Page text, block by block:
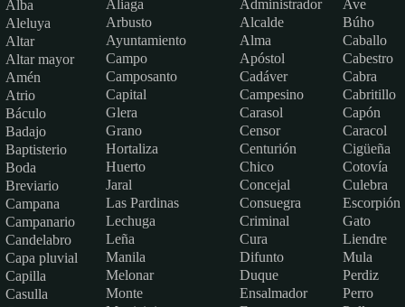
Alba
Aleluya
Altar
Altar mayor
Amén
Atrio
Báculo
Badajo
Baptisterio
Boda
Breviario
Campana
Campanario
Candelabro
Capa pluvial
Capilla
Casulla
Aliaga
Arbusto
Ayuntamiento
Campo
Camposanto
Capital
Glera
Grano
Hortaliza
Huerto
Jaral
Las Pardinas
Lechuga
Leña
Manila
Melonar
Monte
Administrador
Alcalde
Alma
Apóstol
Cadáver
Campesino
Carasol
Censor
Centurión
Chico
Concejal
Consuegra
Criminal
Cura
Difunto
Duque
Ensalmador
Ave
Búho
Caballo
Cabestro
Cabra
Cabritillo
Capón
Caracol
Cigüeña
Cotovía
Culebra
Escorpión
Gato
Liendre
Mula
Perdiz
Perro